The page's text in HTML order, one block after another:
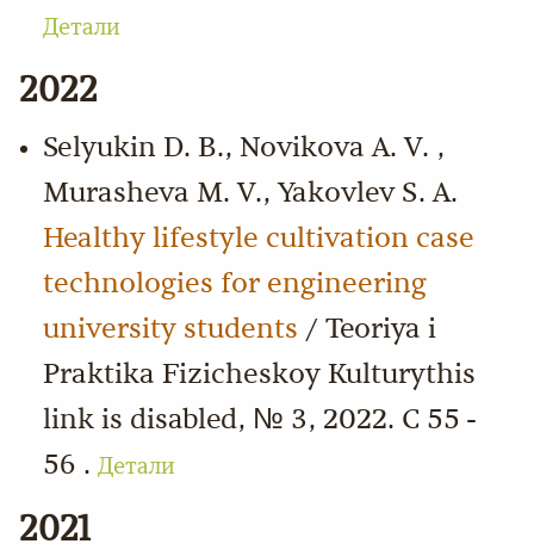
Детали
2022
Selyukin D. B., Novikova A. V. ,
Murasheva M. V., Yakovlev S. A.
Healthy lifestyle cultivation case
technologies for engineering
university students / Teoriya i
Praktika Fizicheskoy Kulturythis
link is disabled, № 3, 2022. С 55 -
56 . Детали
2021